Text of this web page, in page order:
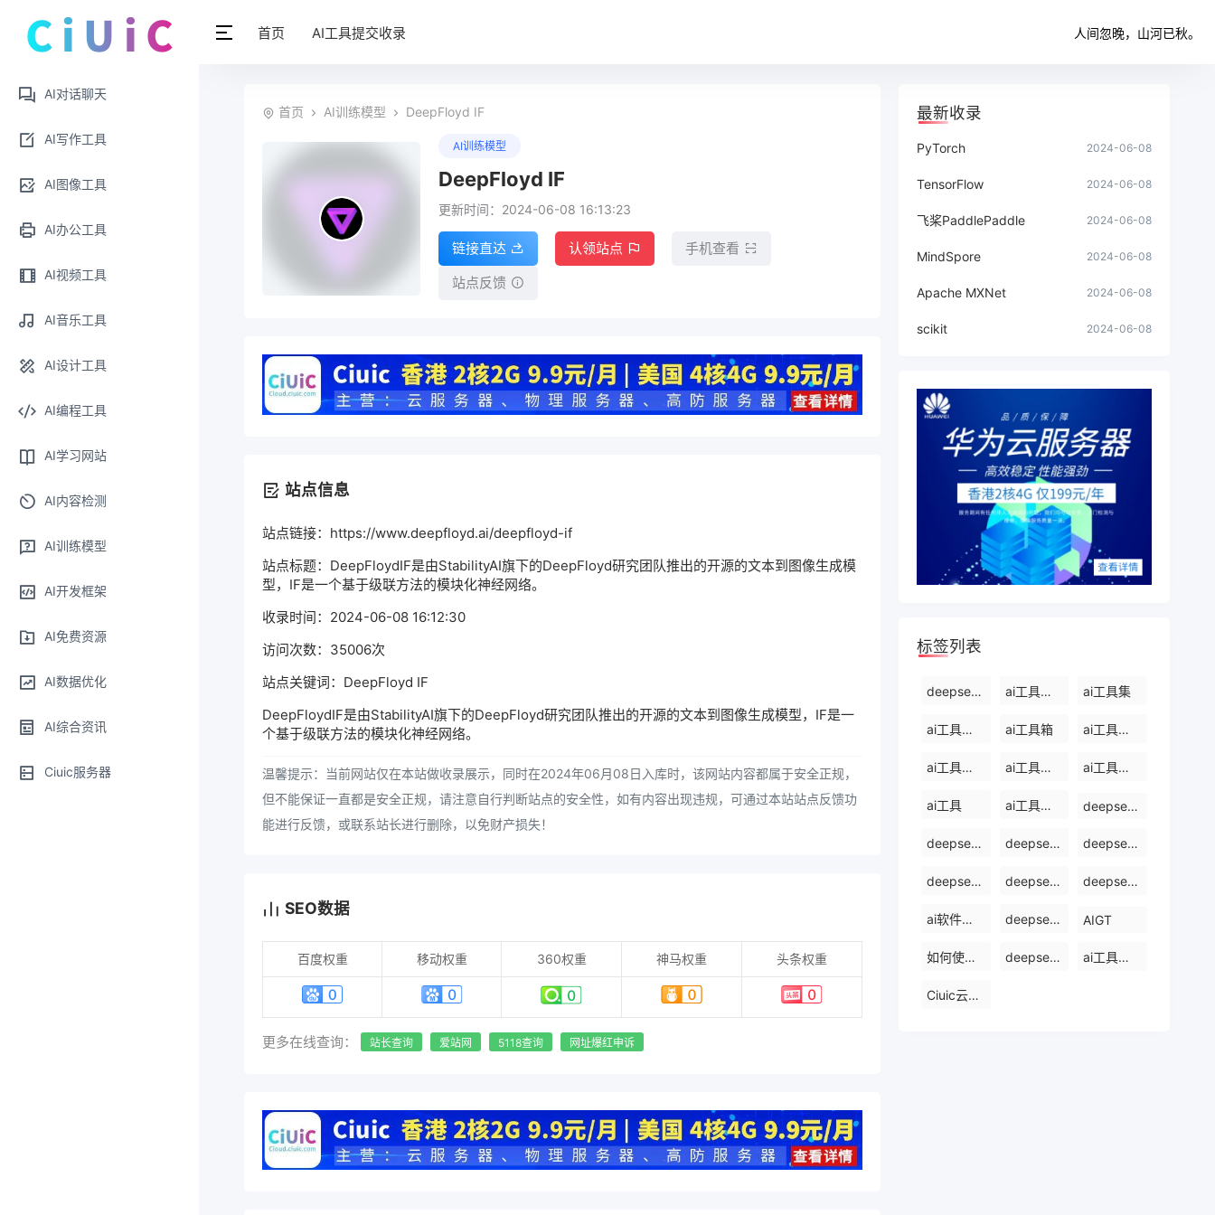
AI对话聊天
AI写作工具
AI图像工具
AI办公工具
AI视频工具
AI音乐工具
AI设计工具
AI编程工具
AI学习网站
AI内容检测
AI训练模型
AI开发框架
AI免费资源
AI数据优化
AI综合资讯
Ciuic服务器
首页 AI工具提交收录 人间忽晚，山河已秋。
首页 AI训练模型 DeepFloyd IF
AI训练模型
DeepFloyd IF
更新时间：2024-06-08 16:13:23
链接直达 认领站点
手机查看
站点反馈
站点信息
站点链接：https://www.deepfloyd.ai/deepfloyd-if
站点标题：DeepFloydIF是由StabilityAI旗下的DeepFloyd研究团队推出的开源的文本到图像生成模
型，IF是一个基于级联方法的模块化神经网络。
收录时间：2024-06-08 16:12:30
访问次数：35006次
站点关键词：DeepFloyd IF
DeepFloydIF是由StabilityAI旗下的DeepFloyd研究团队推出的开源的文本到图像生成模型，IF是一
个基于级联方法的模块化神经网络。
温馨提示：当前网站仅在本站做收录展示，同时在2024年06月08日入库时，该网站内容都属于安全正规，
但不能保证一直都是安全正规，请注意自行判断站点的安全性，如有内容出现违规，可通过本站站点反馈功
能进行反馈，或联系站长进行删除，以免财产损失！
SEO数据
百度权重 移动权重 360权重 神马权重 头条权重
更多在线查询： 站长查询 爱站网 5118查询 网址爆红申诉
最新收录
PyTorch 2024-06-08
TensorFlow 2024-06-08
飞桨PaddlePaddle 2024-06-08
MindSpore 2024-06-08
Apache MXNet 2024-06-08
scikit 2024-06-08
标签列表
deepseek能干什么 ai工具有哪些 ai工具集
ai工具免费使用 ai工具箱 ai工具免费下载
ai工具软件有哪些 ai工具软件 ai工具集官网
ai工具 ai工具软件排名前十 deepseek
deepseek使用方法 deepseek怎么使用deepseek deepseek开源ai
deepseek官网下载 deepseek怎么使用 deepseek电脑版
ai软件排行榜前十名 deepseek是什么 AIGT
如何使用ai工具 deepseek官网 ai工具哪个最好用
Ciuic云服务器